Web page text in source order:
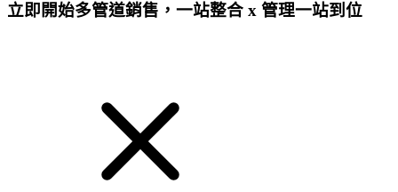
立即開始多管道銷售，一站整合 x 管理一站到位